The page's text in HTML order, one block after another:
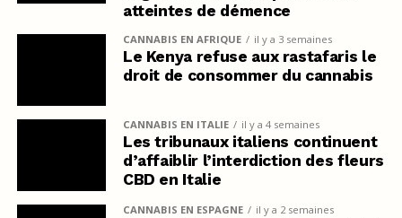
atteintes de démence
CANNABIS EN AFRIQUE il y a 3 semaines
Le Kenya refuse aux rastafaris le
droit de consommer du cannabis
CANNABIS EN ITALIE il y a 4 semaines
Les tribunaux italiens continuent
d’affaiblir l’interdiction des fleurs
CBD en Italie
CANNABIS EN ESPAGNE il y a 2 semaines